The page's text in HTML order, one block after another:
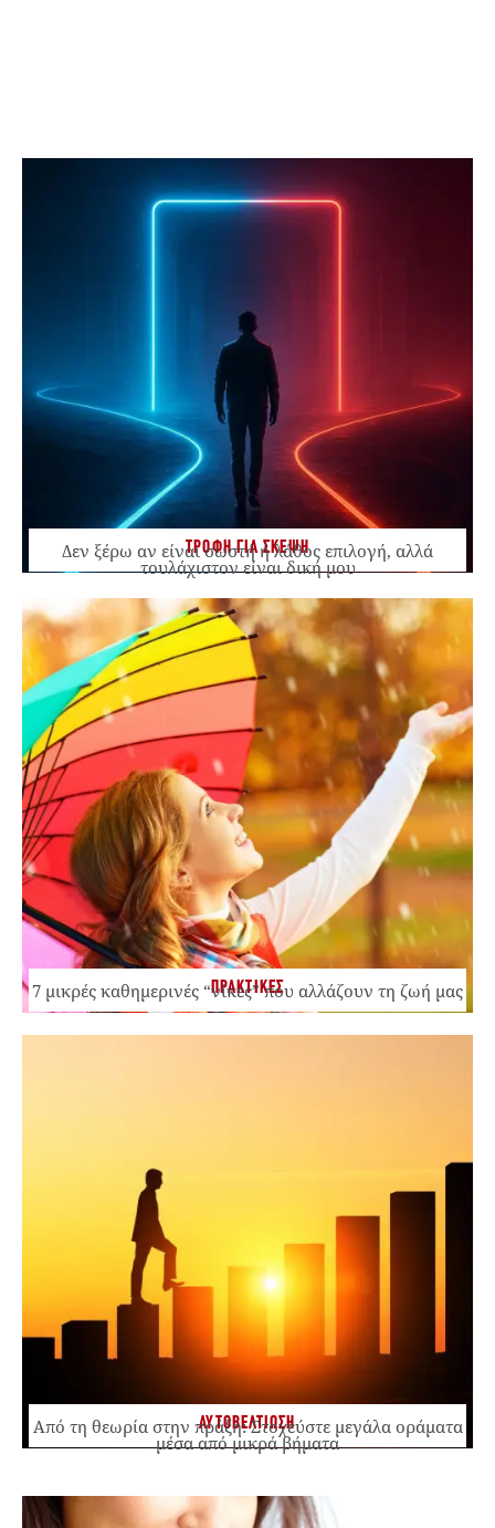
ΤΡΟΦΗ ΓΙΑ ΣΚΕΨΗ
Δεν ξέρω αν είναι σωστή ή λάθος επιλογή, αλλά
τουλάχιστον είναι δική μου
ΠΡΑΚΤΙΚΕΣ
7 μικρές καθημερινές “νίκες” που αλλάζουν τη ζωή μας
ΑΥΤΟΒΕΛΤΙΩΣΗ
Από τη θεωρία στην πράξη: Στοχεύστε μεγάλα οράματα
μέσα από μικρά βήματα